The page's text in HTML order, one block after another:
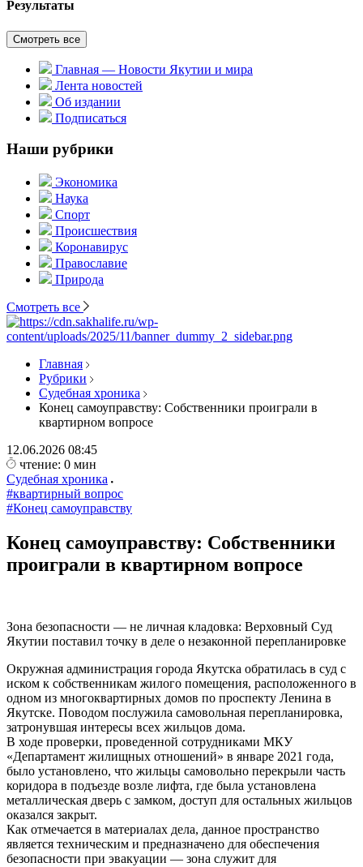
Результаты
Смотреть все
Главная — Новости Якутии и мира
Лента новостей
Об издании
Подписаться
Наши рубрики
Экономика
Наука
Спорт
Происшествия
Коронавирус
Православие
Природа
Смотреть все
Главная
Рубрики
Судебная хроника
Конец самоуправству: Собственники проиграли в
квартирном вопросе
12.06.2026 08:45
чтение: 0 мин
Судебная хроника
#квартирный вопрос
#Конец самоуправству
Конец самоуправству: Собственники
проиграли в квартирном вопросе
Зона безопасности — не личная кладовка: Верховный Суд
Якутии поставил точку в деле о незаконной перепланировке
Окружная администрация города Якутска обратилась в суд с
иском к собственникам жилого помещения, расположенного в
одном из многоквартирных домов по проспекту Ленина в
Якутске. Поводом послужила самовольная перепланировка,
затронувшая интересы всех жильцов дома.
В ходе проверки, проведенной сотрудниками МКУ
«Департамент жилищных отношений» в январе 2021 года,
было установлено, что жильцы самовольно перекрыли часть
коридора в подъезде возле лифта, где была установлена
металлическая дверь с замком, доступ для остальных жильцов
оказался закрыт.
Как отмечается в материалах дела, данное пространство
является техническим и предназначено для обеспечения
безопасности при эвакуации — зона служит для